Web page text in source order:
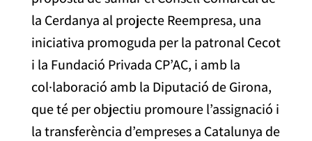
la Cerdanya al projecte Reempresa, una
iniciativa promoguda per la patronal Cecot
i la Fundació Privada CP’AC, i amb la
col·laboració amb la Diputació de Girona,
que té per objectiu promoure l’assignació i
la transferència d’empreses a Catalunya de